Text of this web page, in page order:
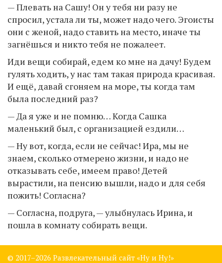
— Плевать на Сашу! Он у тебя ни разу не
спросил, устала ли ты, может надо чего. Эгоисты
они с женой, надо ставить на место, иначе ты
загнёшься и никто тебя не пожалеет.
Иди вещи собирай, едем ко мне на дачу! Будем
гулять ходить, у нас там такая природа красивая.
И ещё, давай сгоняем на море, ты когда там
была последний раз?
— Да я уже и не помню… Когда Сашка
маленький был, с организацией ездили…
— Ну вот, когда, если не сейчас! Ира, мы не
знаем, сколько отмерено жизни, и надо не
отказывать себе, имеем право! Детей
вырастили, на пенсию вышли, надо и для себя
пожить! Согласна?
— Согласна, подруга, — улыбнулась Ирина, и
пошла в комнату собирать вещи.
© 2017–2026 Развлекательный сайт «Ну и Ну!»